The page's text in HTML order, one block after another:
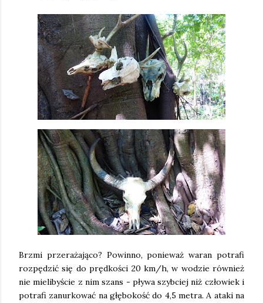
Brzmi przerażająco? Powinno, ponieważ waran potrafi
rozpędzić się do prędkości 20 km/h, w wodzie również
nie mielibyście z nim szans - pływa szybciej niż człowiek i
potrafi zanurkować na głębokość do 4,5 metra. A ataki na